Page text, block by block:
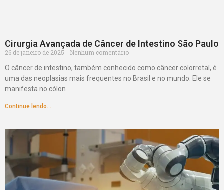
Cirurgia Avançada de Câncer de Intestino São Paulo
26 de janeiro de 2025
Nenhum comentário
O câncer de intestino, também conhecido como câncer colorretal, é
uma das neoplasias mais frequentes no Brasil e no mundo. Ele se
manifesta no cólon
Continue lendo...